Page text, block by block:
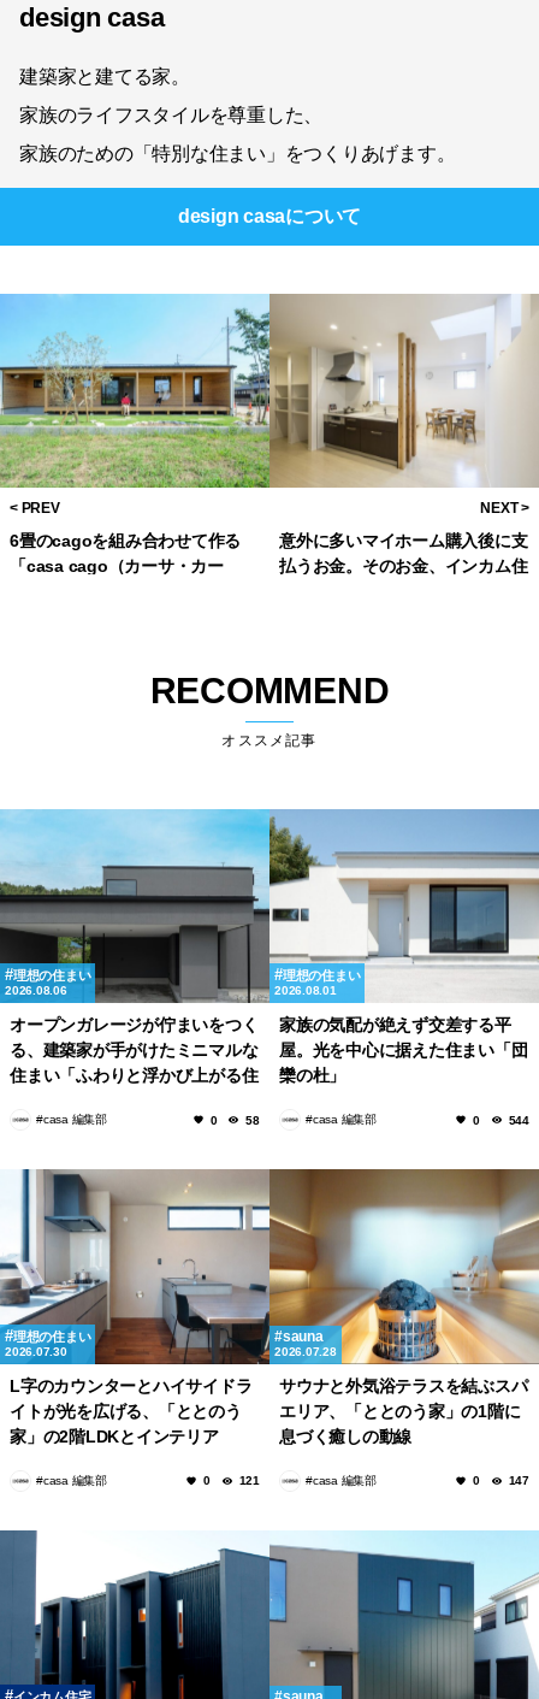
design casa
建築家と建てる家。
家族のライフスタイルを尊重した、
家族のための「特別な住まい」をつくりあげます。
design casaについて
6畳のcagoを組み合わせて作る
「casa cago（カーサ・カー
意外に多いマイホーム購入後に支
払うお金。そのお金、インカム住
RECOMMEND
オススメ記事
理想の住まい
2026.08.06
オープンガレージが佇まいをつく
る、建築家が手がけたミニマルな
住まい「ふわりと浮かび上がる住
#casa 編集部 0 58
理想の住まい
2026.08.01
家族の気配が絶えず交差する平
屋。光を中心に据えた住まい「団
欒の杜」
#casa 編集部 0 544
理想の住まい
2026.07.30
L字のカウンターとハイサイドラ
イトが光を広げる、「ととのう
家」の2階LDKとインテリア
#casa 編集部 0 121
sauna
2026.07.28
サウナと外気浴テラスを結ぶスパ
エリア、「ととのう家」の1階に
息づく癒しの動線
#casa 編集部 0 147